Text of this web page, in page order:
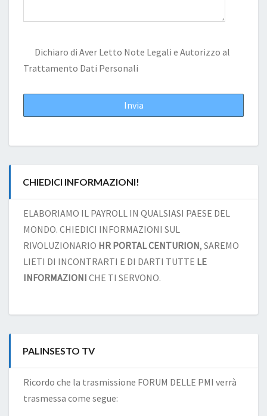
Dichiaro di Aver Letto Note Legali e Autorizzo al
Trattamento Dati Personali
CHIEDICI INFORMAZIONI!
ELABORIAMO IL PAYROLL IN QUALSIASI PAESE DEL
MONDO. CHIEDICI INFORMAZIONI SUL
RIVOLUZIONARIO HR PORTAL CENTURION, SAREMO
LIETI DI INCONTRARTI E DI DARTI TUTTE LE
INFORMAZIONI CHE TI SERVONO.
PALINSESTO TV
Ricordo che la trasmissione FORUM DELLE PMI verrà
trasmessa come segue: